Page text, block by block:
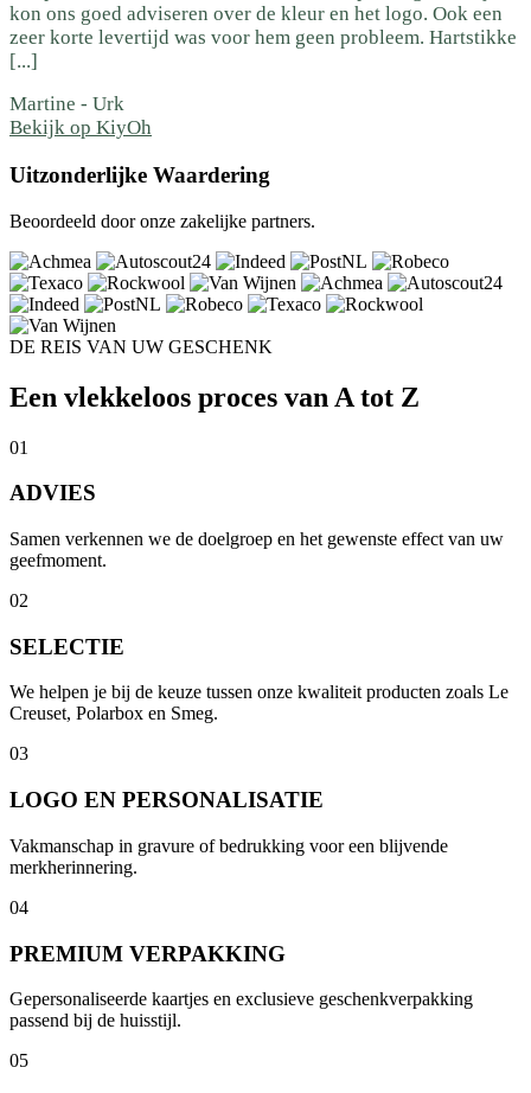
kon ons goed adviseren over de kleur en het logo. Ook een
zeer korte levertijd was voor hem geen probleem. Hartstikke
[...]
Martine - Urk
Bekijk op KiyOh
Uitzonderlijke Waardering
Beoordeeld door onze zakelijke partners.
DE REIS VAN UW GESCHENK
Een vlekkeloos proces van A tot Z
01
ADVIES
Samen verkennen we de doelgroep en het gewenste effect van uw
geefmoment.
02
SELECTIE
We helpen je bij de keuze tussen onze kwaliteit producten zoals Le
Creuset, Polarbox en Smeg.
03
LOGO EN PERSONALISATIE
Vakmanschap in gravure of bedrukking voor een blijvende
merkherinnering.
04
PREMIUM VERPAKKING
Gepersonaliseerde kaartjes en exclusieve geschenkverpakking
passend bij de huisstijl.
05